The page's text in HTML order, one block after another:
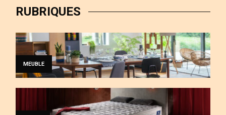
RUBRIQUES
MEUBLE